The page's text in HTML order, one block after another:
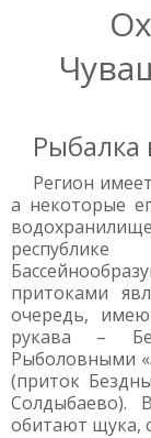
Регион
а некоторые
притоками
очередь,
рукава –
Рыболовными
(приток
Солдыбаево).
обитают щука,